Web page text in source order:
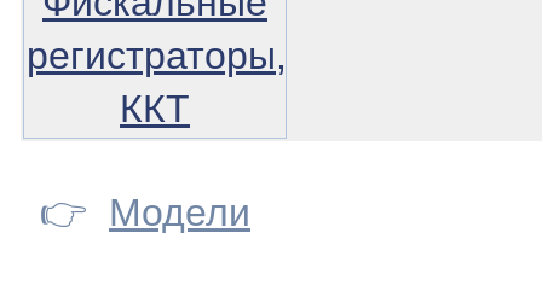
регистраторы,
ККТ
👉 Модели